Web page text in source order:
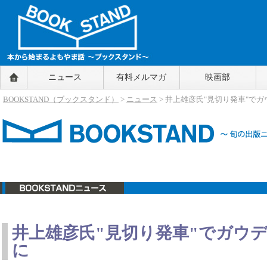
BOOKSTAND（ブックスタンド）
～本から始まるよもやま話～
BOOKSTAND（ブ
ニュース 有料メルマガ 映画部
BOOKSTAND（ブックスタンド） > ニュース > 井上雄彦氏"見切り発車"で
井上雄彦氏"見切り発車"でガウ
に